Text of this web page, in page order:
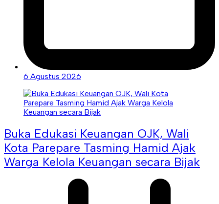
6 Agustus 2026
Buka Edukasi Keuangan OJK, Wali
Kota Parepare Tasming Hamid Ajak
Warga Kelola Keuangan secara Bijak